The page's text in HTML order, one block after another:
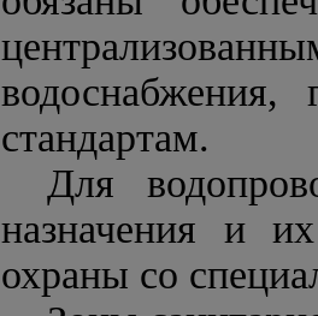
водоснабжения,
стандартам.
Для
назначения и
охраны со